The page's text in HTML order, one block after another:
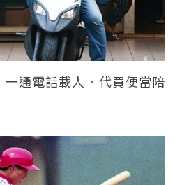
通電話載人、代買便當陪